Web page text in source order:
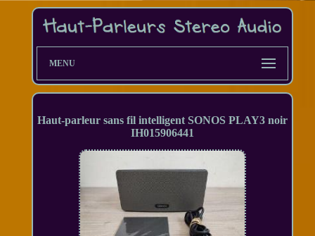
MENU
Haut-parleur sans fil intelligent SONOS PLAY3 noir
IH015906441